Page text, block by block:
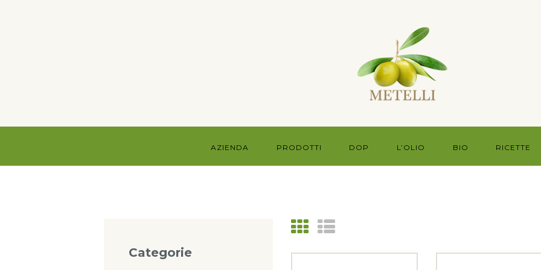
AZIENDA PRODOTTI DOP L’OLIO BIO RICETTE
Categorie